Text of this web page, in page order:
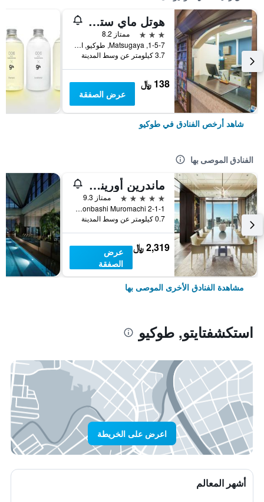
هوتل ماي ستايز أوينو إناريتشو
3 نجوم
ممتاز 8.2
1-5-7, Matsugaya, طوكيو, اليابان
3.7 كيلومتر عن وسط المدينة
138 ﷼
عرض الصفقة
شاهد أرخص الفنادق في طوكيو
الفنادق الموصى بها
ماندرين أورينتال، طوكيو
5 نجوم
ممتاز 9.3
2-1-1 Nihonbashi Muromachi, طوكيو, اليابان
0.7 كيلومتر عن وسط المدينة
2,319 ﷼
عرض
الصفقة
مشاهدة الفنادق الأخرى الموصى بها
استكشفتايتو, طوكيو
اعرض على الخريطة
أشهر المعالم